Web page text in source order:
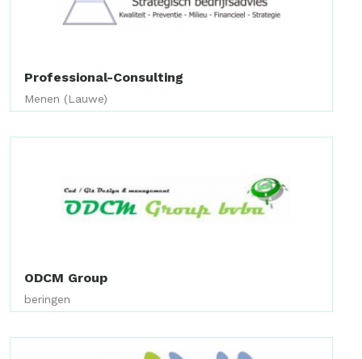
Professional-Consulting
Menen (Lauwe)
ODCM Group
beringen